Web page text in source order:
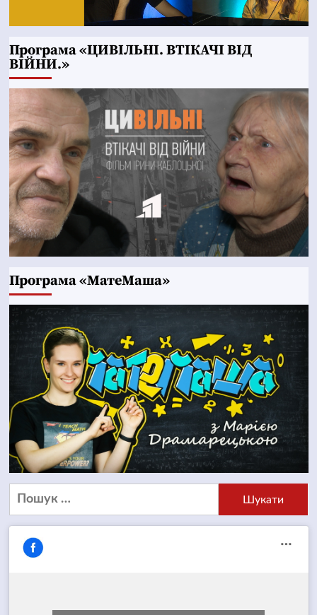
Програма «ЦИВІЛЬНІ. ВТІКАЧІ ВІД
ВІЙНИ.»
Програма «МатеМаша»
Пошук: